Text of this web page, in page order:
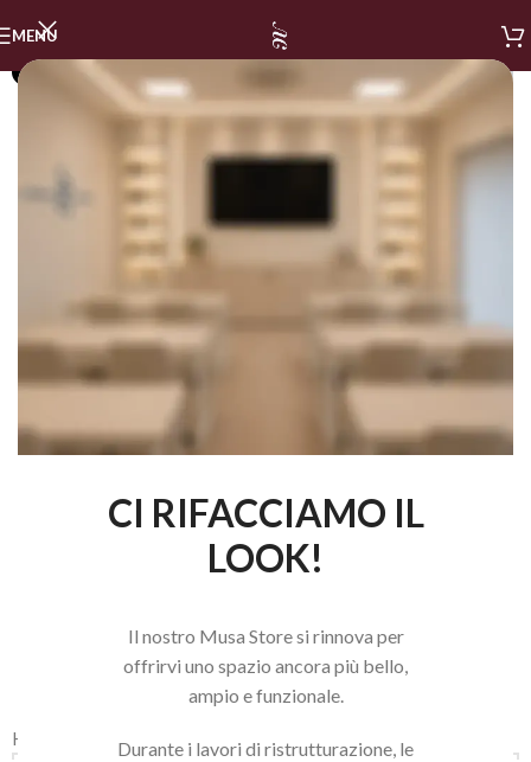
CI RIFACCIAMO IL
LOOK!
Il nostro Musa Store si rinnova per
offrirvi uno spazio ancora più bello,
ampio e funzionale.
Durante i lavori di ristrutturazione, le
MENU
Home LINEA NAILS / GEL POLISH GEL POLISH